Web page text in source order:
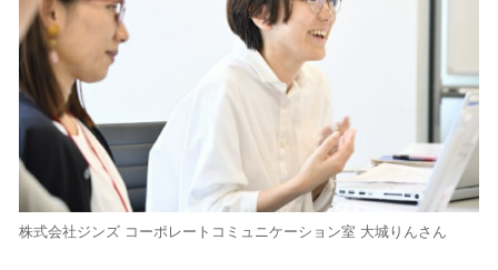
株式会社ジンズ コーポレートコミュニケーション室 大城りんさん